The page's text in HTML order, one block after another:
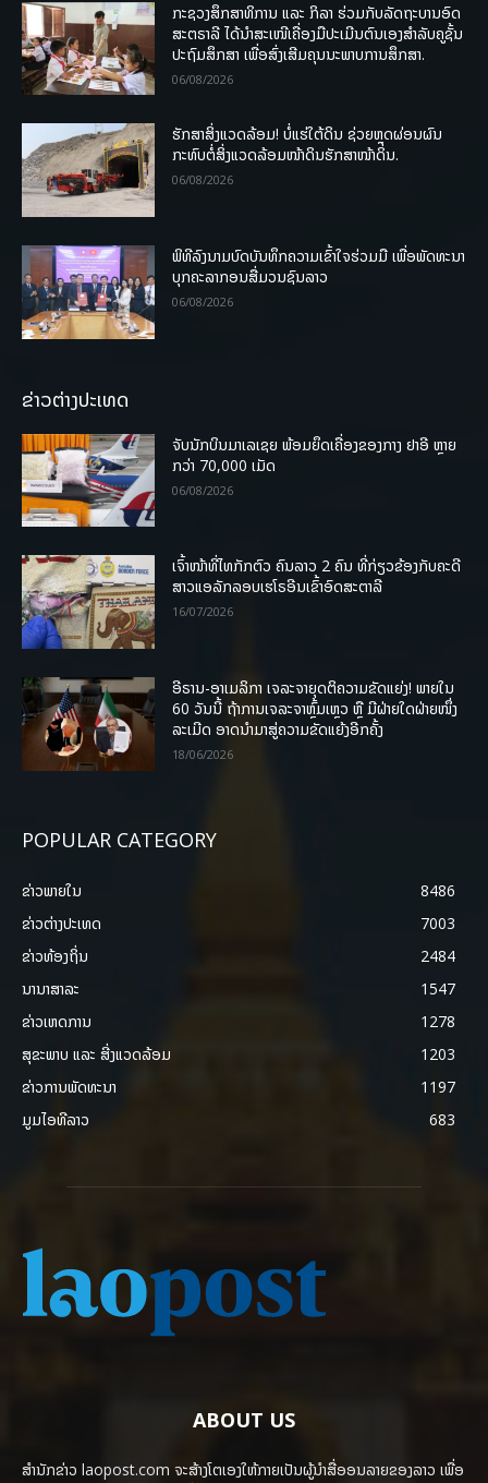
ກະຊວງສຶກສາທິການ ແລະ ກິລາ ຮ່ວມກັບລັດຖະບານອົດ
ສະຕຣາລີ ໄດ້ນຳສະເໜີເຄື່ອງມືປະເມີນຕົນເອງສຳລັບຄູຊັ້ນ
ປະຖົມສຶກສາ ເພື່ອສົ່ງເສີມຄຸນນະພາບການສຶກສາ.
06/08/2026
ຮັກສາສິ່ງແວດລ້ອມ! ບໍ່ແຮ່ໃຕ້ດິນ ຊ່ວຍຫຼຸດຜ່ອນຜົນ
ກະທົບຕໍ່ສິ່ງແວດລ້ອມໜ້າດິນຮັກສາໜ້າດິນ.
06/08/2026
ພິທີລົງນາມບົດບັນທຶກຄວາມເຂົ້າໃຈຮ່ວມມື ເພື່ອພັດທະນາ
ບຸກຄະລາກອນສື່ມວນຊົນລາວ
06/08/2026
ຂ່າວຕ່າງປະເທດ
ຈັບນັກບິນມາເລເຊຍ ພ້ອມຍຶດເຄື່ອງຂອງກາງ ຢາອີ ຫຼາຍ
ກວ່າ 70,000 ເມັດ
06/08/2026
ເຈົ້າໜ້າທີ່ໄທກັກຕົວ ຄົນລາວ 2 ຄົນ ທີ່ກ່ຽວຂ້ອງກັບຄະດີ
ສາວແອລັກລອບເຮໂຣອີນເຂົ້າອົດສະຕາລີ
16/07/2026
ອີຣານ-ອາເມລິກາ ເຈລະຈາຍຸດຕິຄວາມຂັດແຍ່ງ! ພາຍໃນ
60 ວັນນີ້ ຖ້າການເຈລະຈາຫຼົ້ມເຫຼວ ຫຼື ມີຝ່າຍໃດຝ່າຍໜຶ່ງ
ລະເມີດ ອາດນໍາມາສູ່ຄວາມຂັດແຍ້ງອີກຄັ້ງ
18/06/2026
POPULAR CATEGORY
ຂ່າວພາຍ​ໃນ
8486
ຂ່າວຕ່າງປະເທດ
7003
ຂ່າວທ້ອງຖິ່ນ
2484
ນານາສາລະ
1547
ຂ່າວເຫດການ
1278
ສຸຂະພາບ ແລະ ສີ່ງແວດລ້ອມ
1203
ຂ່າວການພັດທະນາ
1197
ມູມໄອທີລາວ
683
ABOUT US
ສຳນັກຂ່າວ laopost.com ຈະສ້າງໂຕເອງໃຫ້ກາຍເປັນຜູ້ນຳສື່ອອນລາຍຂອງລາວ ເພື່ອ